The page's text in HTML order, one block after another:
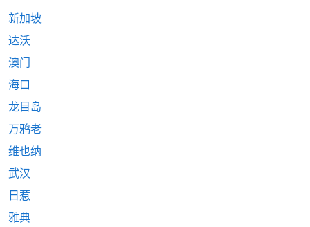
新加坡
达沃
澳门
海口
龙目岛
万鸦老
维也纳
武汉
日惹
雅典